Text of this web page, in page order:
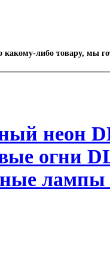
какому-либо товару, мы
неон
огни
лампы